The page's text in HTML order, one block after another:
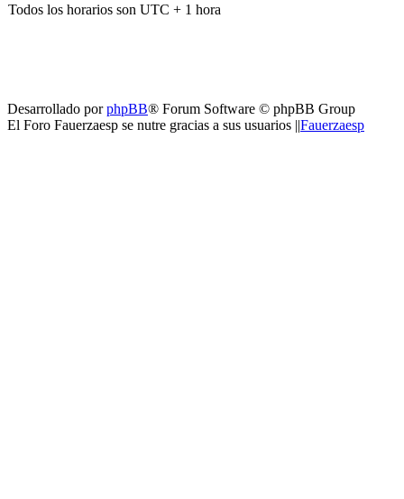
Todos los horarios son UTC + 1 hora
Desarrollado porphpBB® Forum Software © phpBB Group
El Foro Fauerzaesp se nutre gracias a sus usuarios ||Fauerzaesp